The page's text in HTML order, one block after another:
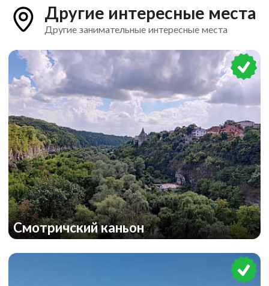
Другие интересные места
Другие занимательные интересные места
Смотричский каньон